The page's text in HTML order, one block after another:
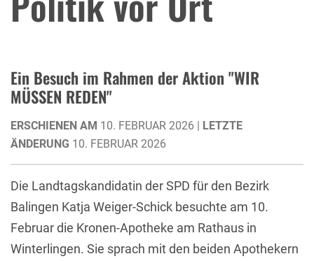
Ein Besuch im Rahmen der Aktion "WIR
MÜSSEN REDEN"
ERSCHIENEN AM 10. FEBRUAR 2026 | LETZTE
ÄNDERUNG 10. FEBRUAR 2026
Die Landtagskandidatin der SPD für den Bezirk
Balingen Katja Weiger-Schick besuchte am 10.
Februar die Kronen-Apotheke am Rathaus in
Winterlingen. Sie sprach mit den beiden Apothekern